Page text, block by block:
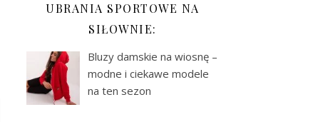
UBRANIA SPORTOWE NA
SIŁOWNIE:
Bluzy damskie na wiosnę –
modne i ciekawe modele
na ten sezon